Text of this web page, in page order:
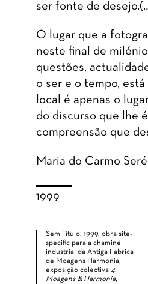
ser fonte de
O lugar que a
neste final de
questões,
o ser e o tempo,
local é apenas o
do discurso que lhe
compreensão que
Maria do Carmo
1999
Sem Título, 1999, obra site-
specific para a chaminé
industrial da Antiga Fábrica
de Moagens Harmonia,
exposição colectiva 4.
Moagens & Harmonia,